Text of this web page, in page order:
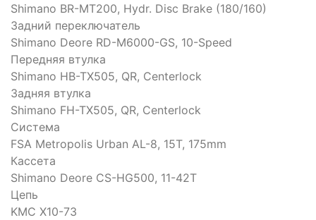
Shimano BR-MT200, Hydr. Disc Brake (180/160)
Задний переключатель
Shimano Deore RD-M6000-GS, 10-Speed
Передняя втулка
Shimano HB-TX505, QR, Centerlock
Задняя втулка
Shimano FH-TX505, QR, Centerlock
Система
FSA Metropolis Urban AL-8, 15T, 175mm
Кассета
Shimano Deore CS-HG500, 11-42T
Цепь
KMC X10-73